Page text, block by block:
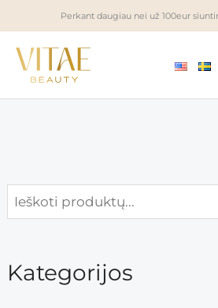
prie
turinio
Perkant daugiau nei už 100eur
Kategorijos